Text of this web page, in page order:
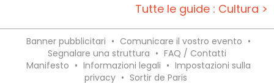
Tutte le guide : Cultura >
Banner pubblicitari • Comunicare il vostro evento •
Segnalare una struttura • FAQ / Contatti
Manifesto • Informazioni legali • Impostazioni sulla
privacy • Sortir de Paris